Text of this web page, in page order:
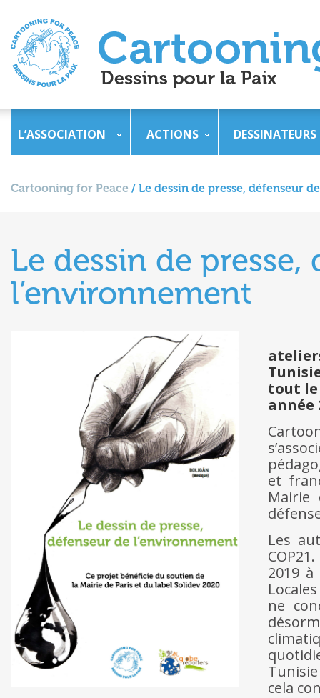
L’ASSOCIATION ACTIONS DESSINATEURS
Cartooning for Peace / Le dessin de presse, défenseur
Le dessin de presse,
l’environnement
tout
année
et
Mairie
Les
2019
ne
cela